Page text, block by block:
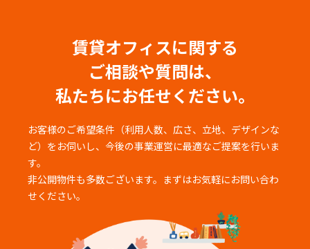
賃貸オフィスに関する
ご相談や質問は、
私たちにお任せください。
お客様のご希望条件（利用人数、広さ、立地、デザインな
ど）をお伺いし、 今後の事業運営に最適なご提案を行いま
す。
非公開物件も多数ございます。まずはお気軽にお問い合わ
せください。